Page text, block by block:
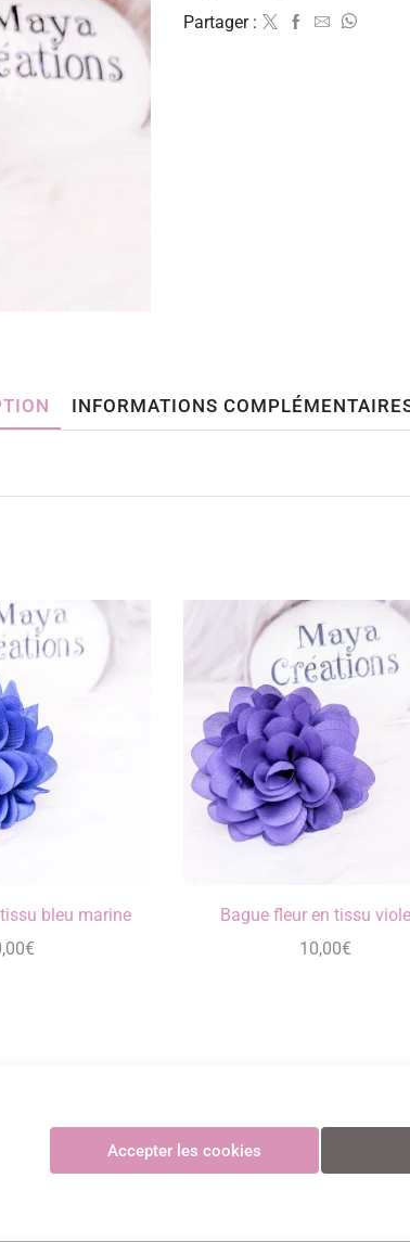
Accepter les cookies
Partager :
INFORMATIONS
bleu marine
€
Bague fleur en tissu
10,00€
Maya Créations
Politique des cookies